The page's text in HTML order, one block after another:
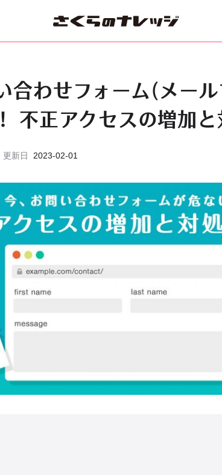
合わせフォーム(メー
不正アクセスの増加と
更新日 2023-02-01